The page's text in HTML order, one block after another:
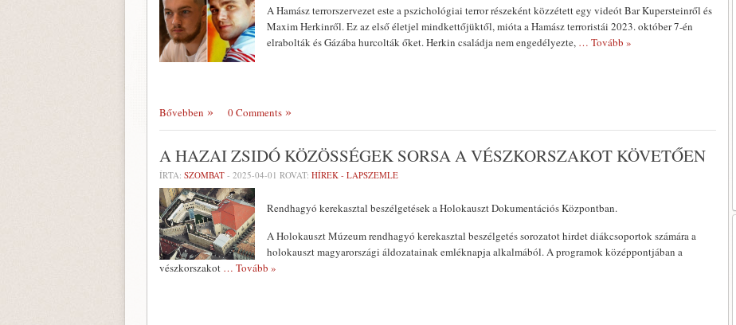
A Hamász terrorszervezet este a pszichológiai terror részeként közzétett egy videót Bar Kupersteinről és
Maxim Herkinről. Ez az első életjel mindkettőjüktől, mióta a Hamász terroristái 2023. október 7-én
elrabolták és Gázába hurcolták őket. Herkin családja nem engedélyezte, … Tovább »
Bővebben 0 Comments
A HAZAI ZSIDÓ KÖZÖSSÉGEK SORSA A VÉSZKORSZAKOT KÖVETŐEN
ÍRTA: SZOMBAT - 2025-04-01 ROVAT: HÍREK - LAPSZEMLE
Rendhagyó kerekasztal beszélgetések a Holokauszt Dokumentációs Központban.
A Holokauszt Múzeum rendhagyó kerekasztal beszélgetés sorozatot hirdet diákcsoportok számára a
holokauszt magyarországi áldozatainak emléknapja alkalmából. A programok középpontjában a
vészkorszakot … Tovább »